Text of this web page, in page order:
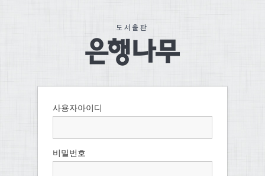
사용자아이디
비밀번호